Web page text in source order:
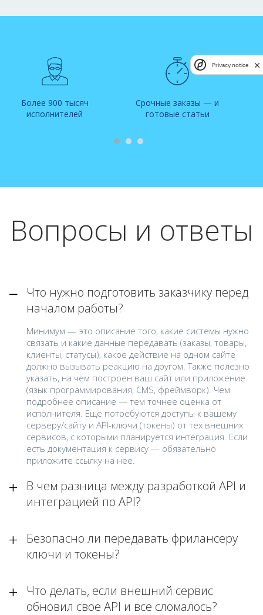
Более 900 тысяч
исполнителей
Срочные заказы — и
готовые статьи
Вопросы и ответы
Что нужно подготовить заказчику перед
началом работы?
Минимум — это описание того, какие системы нужно
связать и какие данные передавать (заказы, товары,
клиенты, статусы), какое действие на одном сайте
должно вызывать реакцию на другом. Также полезно
указать, на чём построен ваш сайт или приложение
(язык программирования, CMS, фреймворк). Чем
подробнее описание — тем точнее оценка от
исполнителя. Еще потребуются доступы к вашему
серверу/сайту и API-ключи (токены) от тех внешних
сервисов, с которыми планируется интеграция. Если
есть документация к сервису — обязательно
приложите ссылку на нее.
В чем разница между разработкой API и
интеграцией по API?
Безопасно ли передавать фрилансеру
ключи и токены?
Что делать, если внешний сервис
обновил свое API и все сломалось?
Privacy notice